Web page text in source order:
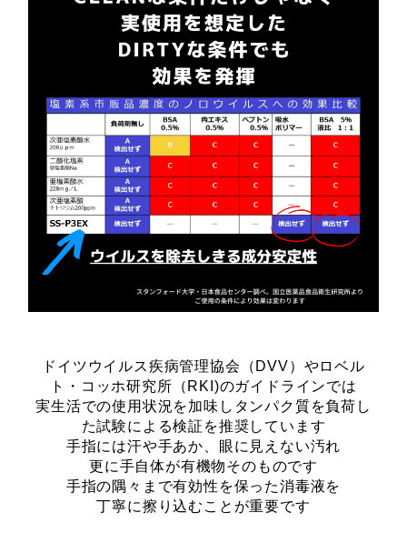
ドイツウイルス疾病管理協会（DVV）やロベル
ト・コッホ研究所（RKI)のガイドラインでは
実生活での使用状況を加味しタンパク質を負荷し
た試験による検証を推奨しています
手指には汗や手あか、眼に見えない汚れ
更に手自体が有機物そのものです
手指の隅々まで有効性を保った消毒液を
丁寧に擦り込むことが重要です